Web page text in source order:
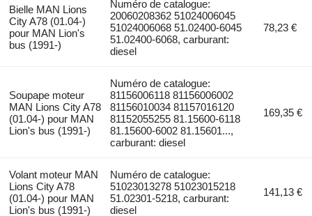
Bielle MAN Lions
City A78 (01.04-)
pour MAN Lion's
bus (1991-)
Numéro de catalogue:
20060208362 51024006045
51024006068 51.02400-6045
51.02400-6068, carburant:
diesel
78,23 €
Soupape moteur
MAN Lions City A78
(01.04-) pour MAN
Lion's bus (1991-)
Numéro de catalogue:
81156006118 81156006002
81156010034 81157016120
81152055255 81.15600-6118
81.15600-6002 81.15601...,
carburant: diesel
169,35 €
Volant moteur MAN
Lions City A78
(01.04-) pour MAN
Lion's bus (1991-)
Numéro de catalogue:
51023013278 51023015218
51.02301-5218, carburant:
diesel
141,13 €